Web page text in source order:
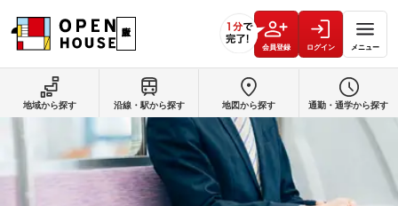
会員登録 ログイン メニュー
地域から探す 沿線・駅から探す 地図から探す 通勤・通学から探す